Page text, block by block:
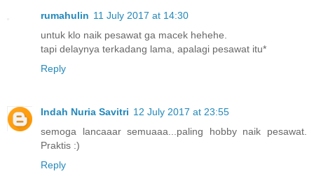
rumahulin 11 July 2017 at 14:30
untuk klo naik pesawat ga macek hehehe.
tapi delaynya terkadang lama, apalagi pesawat itu*
Reply
Indah Nuria Savitri 12 July 2017 at 23:55
semoga lancaaar semuaaa...paling hobby naik pesawat.
Praktis :)
Reply